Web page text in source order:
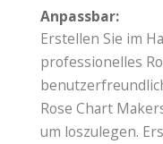
Anpassbar:
Erstellen Sie im
professionelles
Rose Chart
um loszulegen.